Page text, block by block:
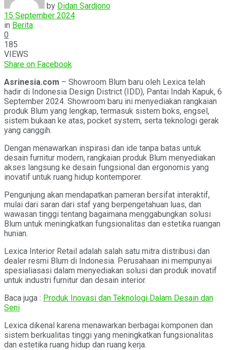
by Didan Sardjono
15 September 2024
in Berita
0
185
VIEWS
Share on Facebook
Asrinesia.com – Showroom Blum baru oleh Lexica telah
hadir di Indonesia Design District (IDD), Pantai Indah Kapuk, 6
September 2024. Showroom baru ini menyediakan rangkaian
produk Blum yang lengkap, termasuk sistem boks, engsel,
sistem bukaan ke atas, pocket system, serta teknologi gerak
yang canggih.
Dengan menawarkan inspirasi dan ide tanpa batas untuk
desain furnitur modern, rangkaian produk Blum menyediakan
akses langsung ke desain fungsional dan ergonomis yang
inovatif untuk ruang hidup kontemporer.
Pengunjung akan mendapatkan pameran bersifat interaktif,
mulai dari saran dari staf yang berpengetahuan luas, dan
wawasan tinggi tentang bagaimana menggabungkan solusi
Blum untuk meningkatkan fungsionalitas dan estetika ruangan
hunian.
Lexica Interior Retail adalah salah satu mitra distribusi dan
dealer resmi Blum di Indonesia. Perusahaan ini mempunyai
spesialiasasi dalam menyediakan solusi dan produk inovatif
untuk industri furnitur dan desain interior.
Baca juga : Produk Inovasi dan Teknologi Dalam Desain dan
Seni
Lexica dikenal karena menawarkan berbagai komponen dan
sistem berkualitas tinggi yang meningkatkan fungsionalitas
dan estetika ruang hidup dan ruang kerja.